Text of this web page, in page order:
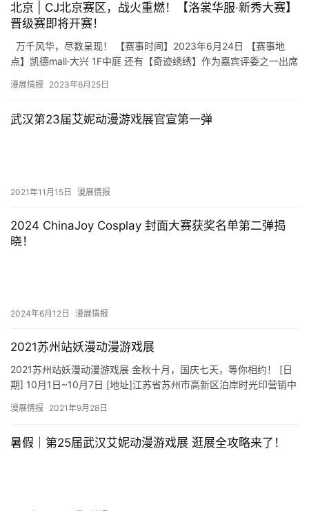
北京 | CJ北京赛区，战火重燃！【洛裳华服·新秀大赛】
晋级赛即将开赛！
万千风华，尽数呈现！ 【赛事时间】2023年6月24日 【赛事地
点】凯德mall·大兴 1F中庭 还有【奇迹绣绣】作为嘉宾评委之一出席
漫展情报 2023年6月25日
武汉第23届艾妮动漫游戏展官宣第一弹
2021年11月15日 漫展情报
2024 ChinaJoy Cosplay 封面大赛获奖名单第二弹揭
晓！
2024年6月12日 漫展情报
2021苏州站妖漫动漫游戏展
2021苏州站妖漫动漫游戏展 金秋十月，国庆七天，等你相约！ [日
期] 10月1日~10月7日 [地址]江苏省苏州市高新区泊岸时光印营销中
漫展情报 2021年9月28日
暑假｜第25届武汉艾妮动漫游戏展 逛展全攻略来了！